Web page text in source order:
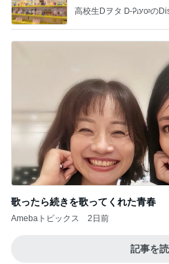
歌ったら続きを歌ってくれた青春
Amebaトピックス 2日前
記事を